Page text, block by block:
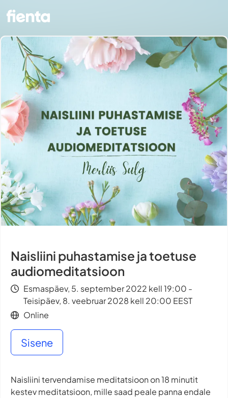
Naisliini puhastamise ja toetuse
audiomeditatsioon
Esmaspäev, 5. september 2022 kell 19:00 -
Teisipäev, 8. veebruar 2028 kell 20:00 EEST
Online
Sisene
Naisliini tervendamise meditatsioon on 18 minutit
kestev meditatsioon, mille saad peale panna endale